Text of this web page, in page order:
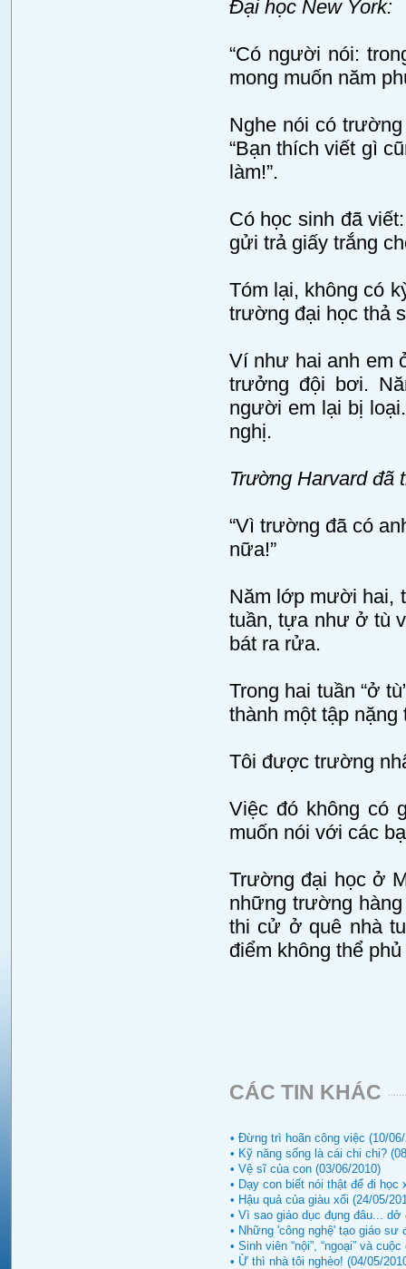
Đại học New York:
“Có người nói:
mong muốn năm
Nghe nói có
“Bạn thích viết gì
làm!”.
Có học sinh đã
gửi trả giấy trắng
Tóm lại, không có
trường đại học thả
Ví như hai anh em
trưởng đội bơi.
người em lại bị
nghị.
Trường Harvard đã
“Vì trường đã có
nữa!”
Năm lớp mười hai,
tuần, tựa như ở tù
bát ra rửa.
Trong hai tuần “ở
thành một tập
Tôi được trường
Việc đó không có
muốn nói với các
Trường đại học ở
những trường
thi cử ở quê nhà
điểm không thể
CÁC TIN KHÁC
• Đừng trì hoãn công việc (10/06/
• Kỹ năng sống là cái chi chi?
• Vệ sĩ của con (03/06/2010)
• Dạy con biết nói thật để đi học
• Hậu quả của giàu xổi (24/05/
• Vì sao giáo dục đụng đâu... dở
• Những 'công nghệ' tạo giáo sư
• Sinh viên “nội”, “ngoại” và
• Ừ thì nhà tôi nghèo! (04/05/